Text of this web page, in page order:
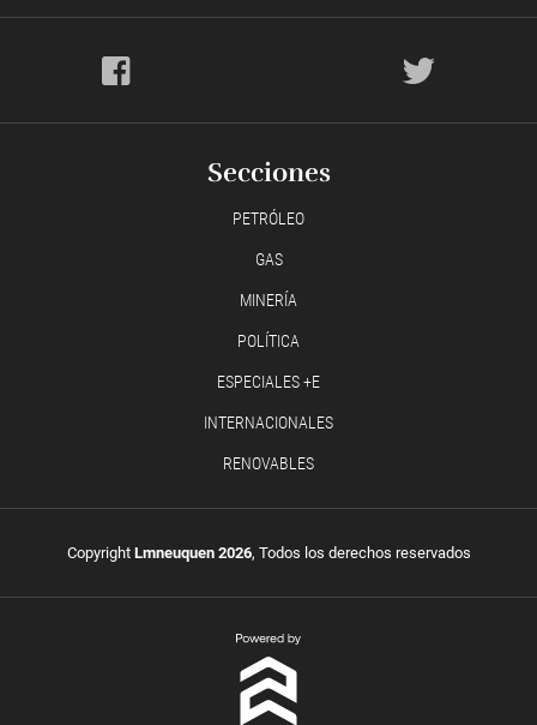
Secciones
PETRÓLEO
GAS
MINERÍA
POLÍTICA
ESPECIALES +E
INTERNACIONALES
RENOVABLES
Copyright Lmneuquen 2026, Todos los derechos reservados